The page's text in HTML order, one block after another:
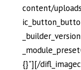
content/
{}"][/